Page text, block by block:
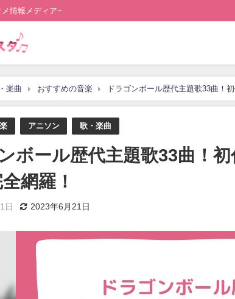
情報メディア~
楽曲 おすすめの音楽 ドラゴンボール歴代主題歌33曲！
アニソン 歌・楽曲
ボール歴代主題歌33曲！
網羅！
日 2023年6月21日